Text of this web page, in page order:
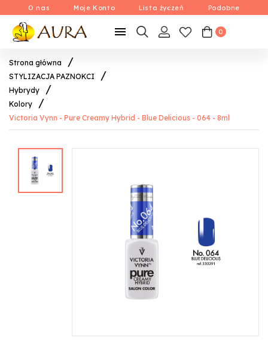
O nas Moje Konto Lista życzeń Podobne
 0
Strona główna
STYLIZACJA PAZNOKCI
Hybrydy
Kolory
Victoria Vynn - Pure Creamy Hybrid - Blue Delicious - 064 - 8ml